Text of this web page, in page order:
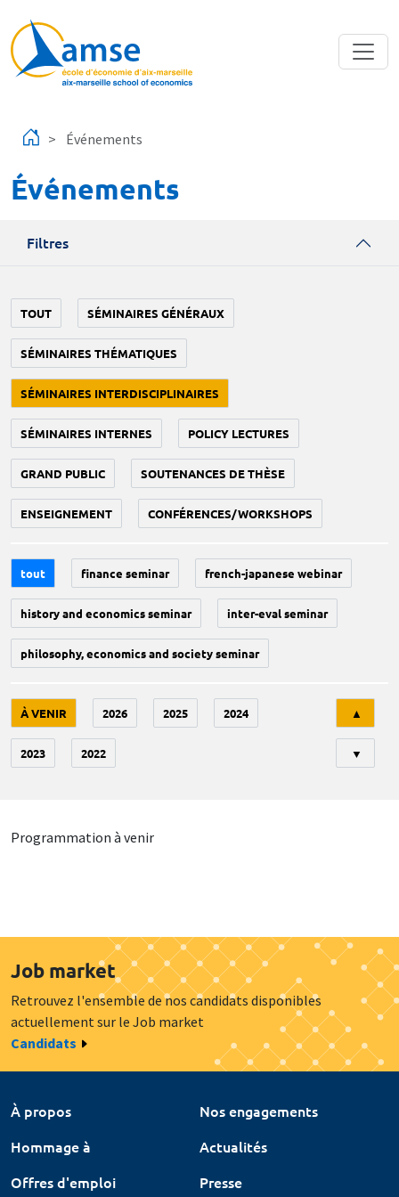
Événements
Événements
Filtres
TOUT SÉMINAIRES GÉNÉRAUX
SÉMINAIRES THÉMATIQUES
SÉMINAIRES INTERDISCIPLINAIRES
SÉMINAIRES INTERNES POLICY LECTURES
GRAND PUBLIC SOUTENANCES DE THÈSE
ENSEIGNEMENT CONFÉRENCES/WORKSHOPS
tout finance seminar french-japanese webinar
history and economics seminar inter-eval seminar
philosophy, economics and society seminar
À VENIR 2026 2025 2024
2023 2022
▲
▼
Programmation à venir
Job market
Retrouvez l'ensemble de nos candidats disponibles
actuellement sur le Job market
Candidats
À propos
Nos engagements
Hommage à
Actualités
Offres d'emploi
Presse